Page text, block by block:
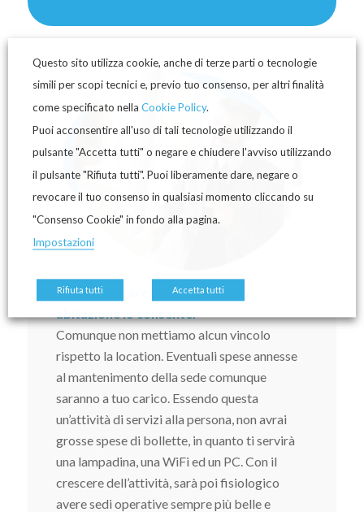
Potrai lavorare da casa se la tua
abitazione lo consente.
Comunque non mettiamo alcun vincolo
rispetto la location. Eventuali spese annesse
al mantenimento della sede comunque
saranno a tuo carico. Essendo questa
un’attività di servizi alla persona, non avrai
grosse spese di bollette, in quanto ti servirà
una lampadina, una WiFi ed un PC. Con il
crescere dell’attività, sarà poi fisiologico
avere sedi operative sempre più belle e
Questo sito utilizza cookie, anche di terze parti o tecnologie
simili per scopi tecnici e, previo tuo consenso, per altri finalità
come specificato nella Cookie Policy.
Puoi acconsentire all'uso di tali tecnologie utilizzando il
pulsante "Accetta tutti" o negare e chiudere l'avviso utilizzando
il pulsante "Rifiuta tutti". Puoi liberamente dare, negare o
revocare il tuo consenso in qualsiasi momento cliccando su
"Consenso Cookie" in fondo alla pagina.
Impostazioni
Rifiuta tutti Accetta tutti